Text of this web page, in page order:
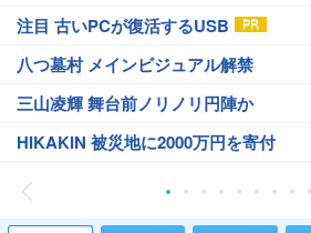
注目 古いPCが復活するUSB
八つ墓村 メインビジュアル解禁
三山凌輝 舞台前ノリノリ円陣か
HIKAKIN 被災地に2000万円を寄付